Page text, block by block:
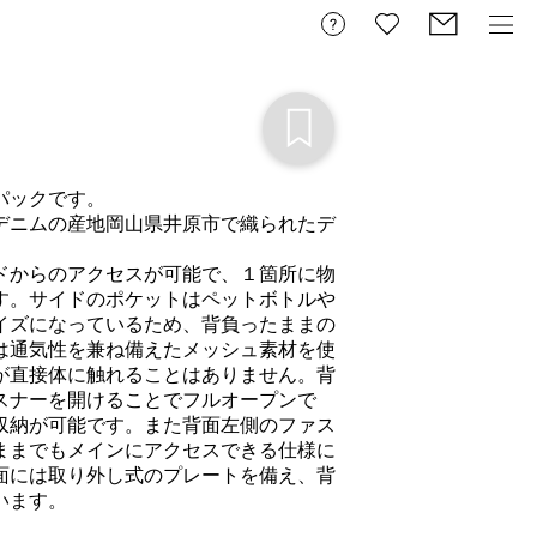
クです。
ニムの産地岡山県井原市で織られたデ
からのアクセスが可能で、１箇所に物
。サイドのポケットはペットボトルや
ズになっているため、背負ったままの
通気性を兼ね備えたメッシュ素材を使
直接体に触れることはありません。背
ナーを開けることでフルオープンで
が可能です。また背面左側のファス
でもメインにアクセスできる仕様に
には取り外し式のプレートを備え、背
す。